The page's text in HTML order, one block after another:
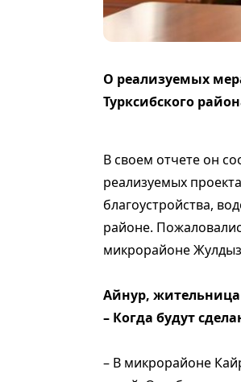
О реализуемых
Турксибского
В своем отчете он
реализуемых
благоустройства,
районе.
микрорайоне
Айнур,
– Когда будут
– В микрорайоне